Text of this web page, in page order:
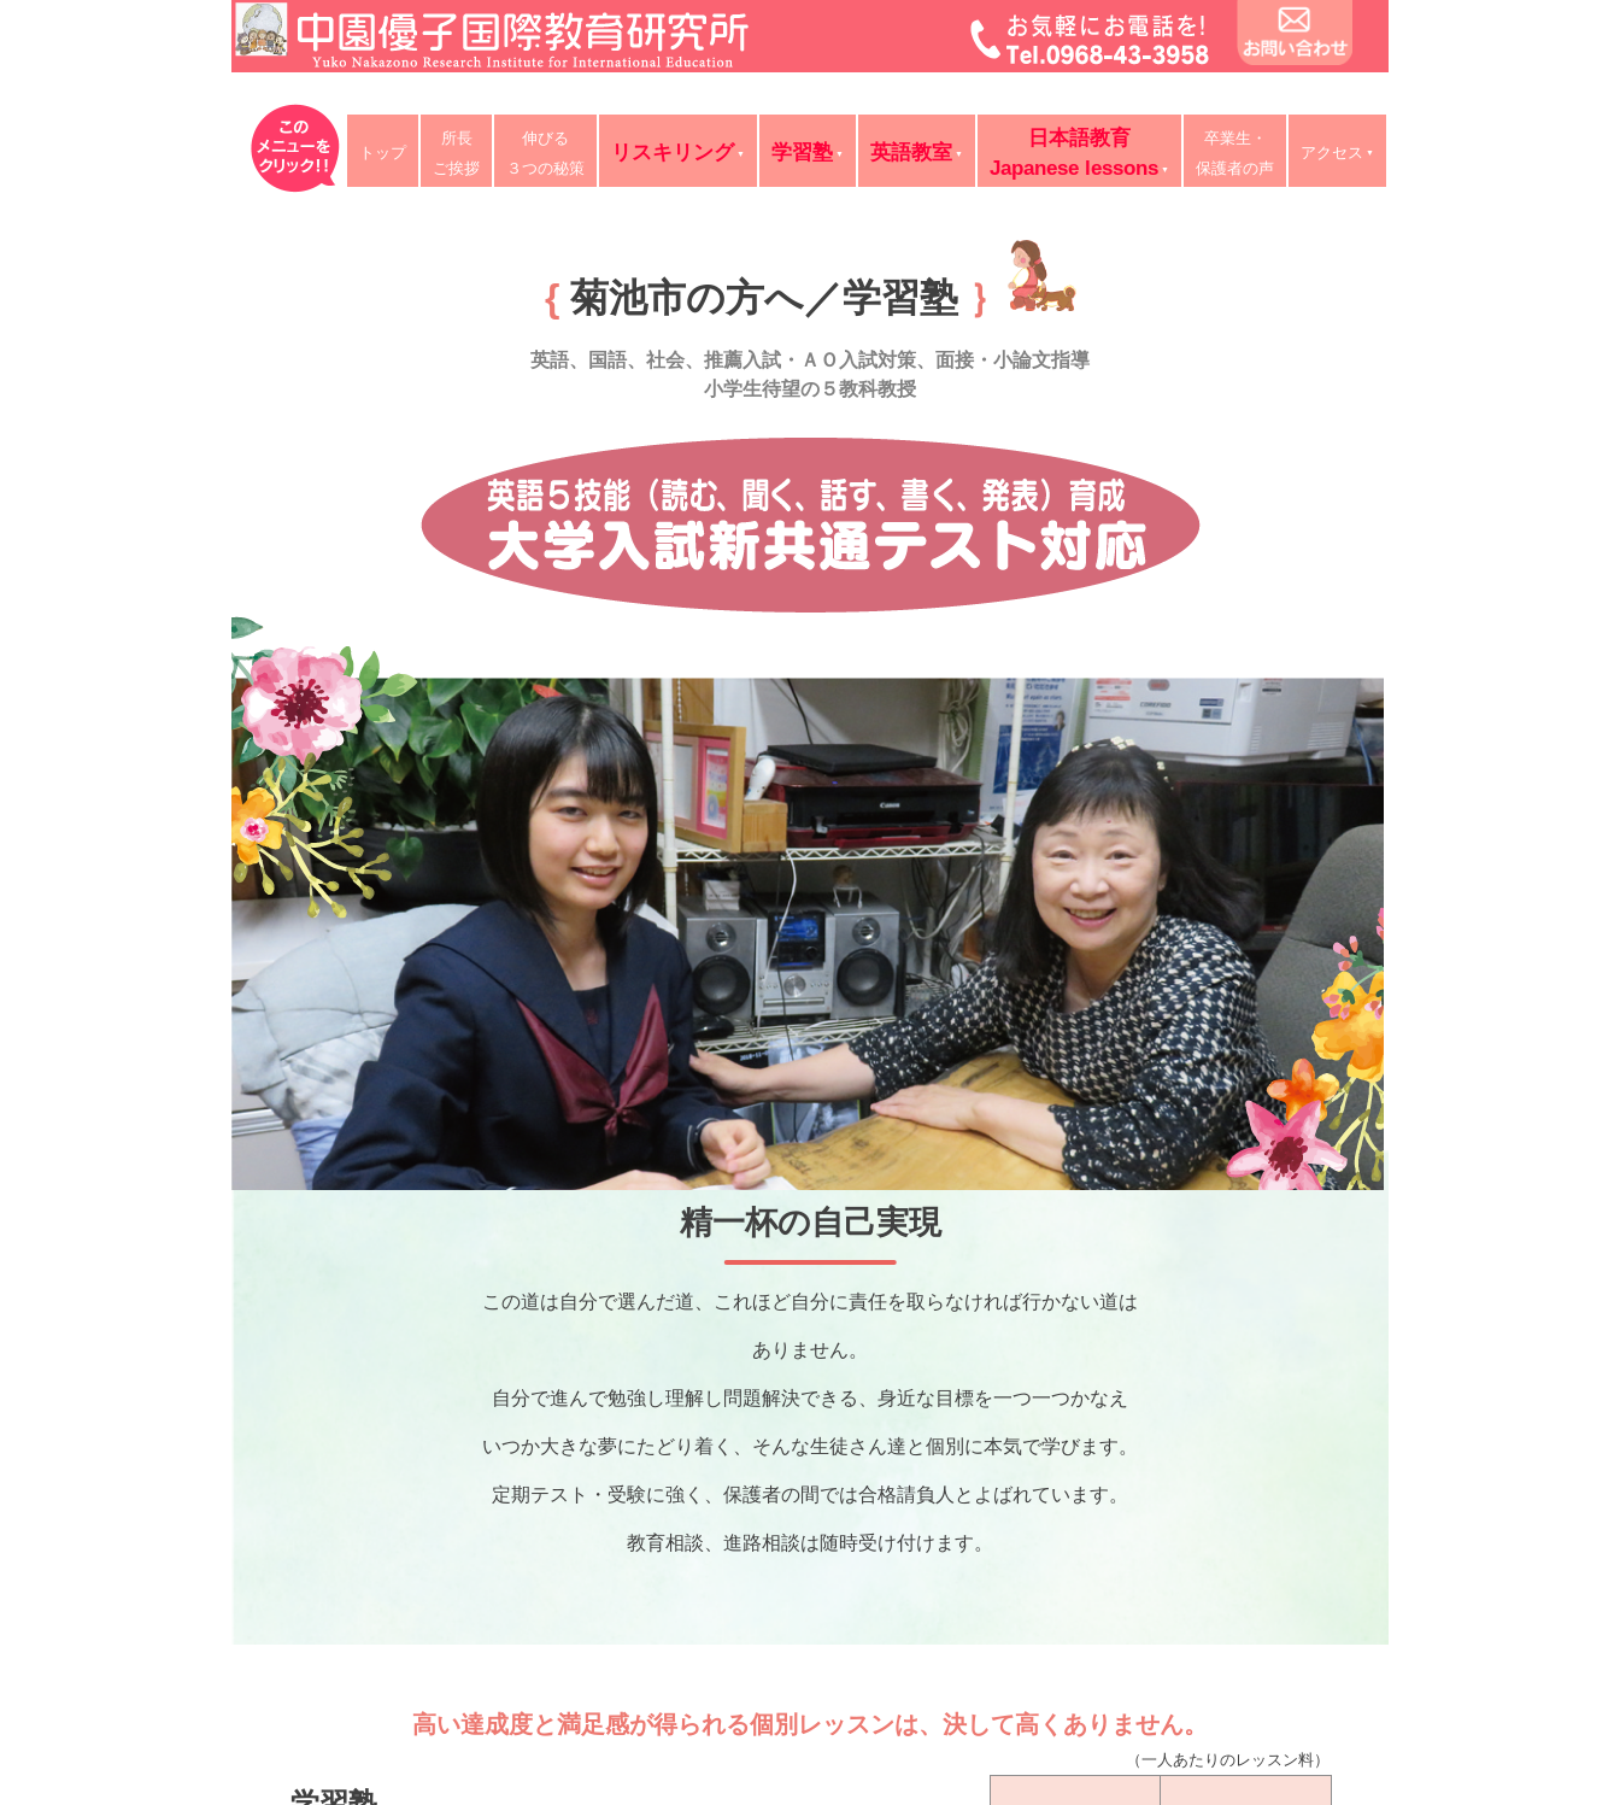
Skip
to
content
中園優子国際教育研究所
公式ホームページ、熊本県の山鹿・菊池・合志・植木で大評判の英語教室・学習塾・日本語教室・タイ語教室・リスキリング研修。中学・高校・大学受験に有利
な英語を中心に「合格請負人」と評判の講師が個別レッスン。ビジネス英語、企業研修。オンライン授業、出張講義、家庭教師も対応。
トップ
所長
ご挨拶
伸びる
３つの秘策
リスキリング 学習塾 英語教室
日本語教育
Japanese lessons
卒業生・
保護者の声
アクセス
{菊池市の方へ／学習塾 ｝
英語、国語、社会、 推薦入試・ＡＯ入試対策、面接・小論文指導
小学生待望の５教科教授
精一杯の自己実現
この道は自分で選んだ道、これほど自分に責任を取らなければ行かない道は
ありません。
自分で進んで勉強し理解し問題解決できる、 身近な目標を一つ一つかなえ
いつか大きな夢にたどり着く、 そんな生徒さん達と個別に本気で学びます。
定期テスト・受験に強く、 保護者の間では合格請負人とよばれています。
教育相談、進路相談は随時受け付けます。
高い達成度と満足感が得られる個別レッスンは、 決して高くありません。
（一人あたりのレッスン料）